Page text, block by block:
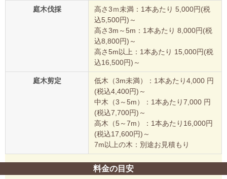
庭木伐採
高さ3ｍ未満：1本あたり 5,000円(税
込5,500円)～
高さ3m～5m：1本あたり 8,000円(税
込8,800円)～
高さ5m以上：1本あたり 15,000円(税
込16,500円)～
庭木剪定
低木（3m未満）：1本あたり4,000 円
(税込4,400円)～
中木（3～5m）：1本あたり7,000 円
(税込7,700円)～
高木（5～7m）：1本あたり16,000円
(税込17,600円)～
7m以上の木：別途お見積もり
料金の目安